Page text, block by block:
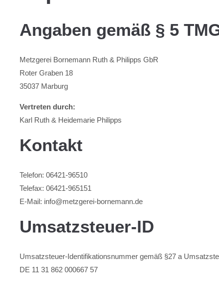
Angaben gemäß § 5
Metzgerei Bornemann Ruth & Philipps GbR
Roter Graben 18
35037 Marburg
Vertreten durch:
Karl Ruth & Heidemarie Philipps
Kontakt
Telefon: 06421-96510
Telefax: 06421-965151
E-Mail: info@metzgerei-bornemann.de
Umsatzsteuer-ID
Umsatzsteuer-Identifikationsnummer gemäß §27 a
DE 11 31 862 000667 57